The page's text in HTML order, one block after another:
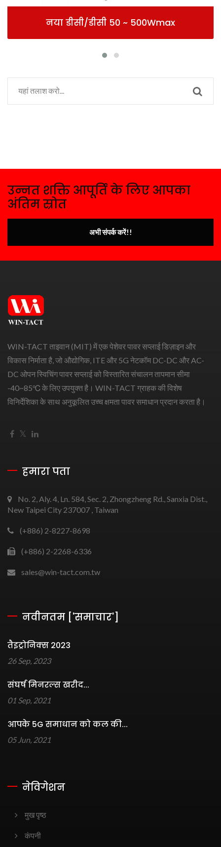
नया डीसी/डीसी 50 ~ 500Wmax
उन्नत शक्ति आपूर्ति के लिए आपका
अंतिम स्रोत
अभी संपर्क करें!!
WIN-TACT ताइवान (MIT) में एक पेशेवर पावर सप्लाई डिज़ाइन और
विकास निर्माता है, जो औद्योगिक, ITE और 5G नेटकॉम DC-DC और AC-
DC ओपन स्विचिंग पावर सप्लाई को विस्तारित संचालन तापमान सीमा
-40~85℃ के लिए उपयुक्त है। WIN-TACT ग्राहक की विशेष
विनिर्देशिका के साथ अनुकूलित उच्च क्षमता पावर समाधान प्रदान करता है।
हमारा पता
No. 2, Aly. 4, Ln. 584, Sec. 2, Zhongzheng Rd., Sanxia Dist.,
New Taipei City 237007 , Taiwan
(+886) 2-8227-8698
(+886) 2-2268-6336
sales@win-tact.com.tw
नवीनतम ['समाचार']
तैइट्रोनिक्स 2023
26 Sep, 2023
संघर्ष मिनरल्स खरीद...
01 Sep, 2021
आपके 5G समाधान को कल की...
05 Jun, 2021
नेविगेशन
मुख पृष्ठ
कंपनी